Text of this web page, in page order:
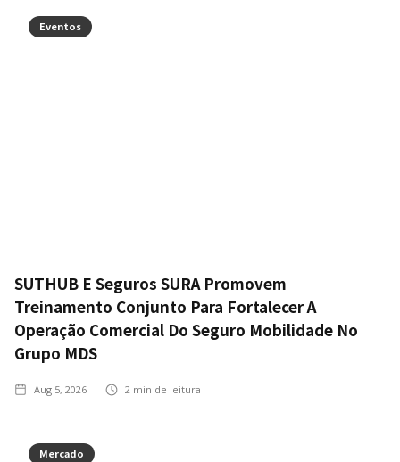
Eventos
SUTHUB E Seguros SURA Promovem
Treinamento Conjunto Para Fortalecer A
Operação Comercial Do Seguro Mobilidade No
Grupo MDS
Aug 5, 2026 2 min de leitura
Mercado